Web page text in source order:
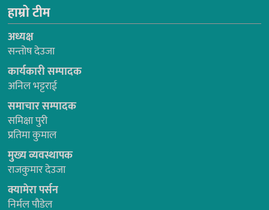
हाम्रो टीम
अध्यक्ष
सन्तोष देउजा
कार्यकारी सम्पादक
अनिल भट्टराई
समाचार सम्पादक
समिक्षा पुरी
प्रतिमा कुमाल
मुख्य व्यवस्थापक
राजकुमार देउजा
क्यामेरा पर्सन
निर्मल पौडेल